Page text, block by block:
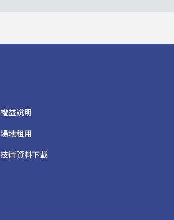
權益說明
場地租用
技術資料下載